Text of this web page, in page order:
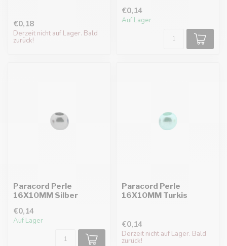
€0,18
Derzeit nicht auf Lager. Bald
zurück!
€0,14
Auf Lager
Paracord Perle
16X10MM Silber
€0,14
Auf Lager
Paracord Perle
16X10MM Turkis
€0,14
Derzeit nicht auf Lager. Bald
zurück!